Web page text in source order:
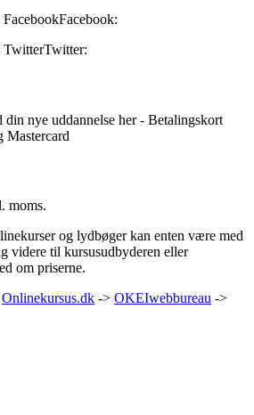
Facebook:
Twitter:
moms.
og lydbøger kan enten være med
videre til kursusudbyderen eller
om priserne.
Onlinekursus.dk -> OKEIwebbureau ->